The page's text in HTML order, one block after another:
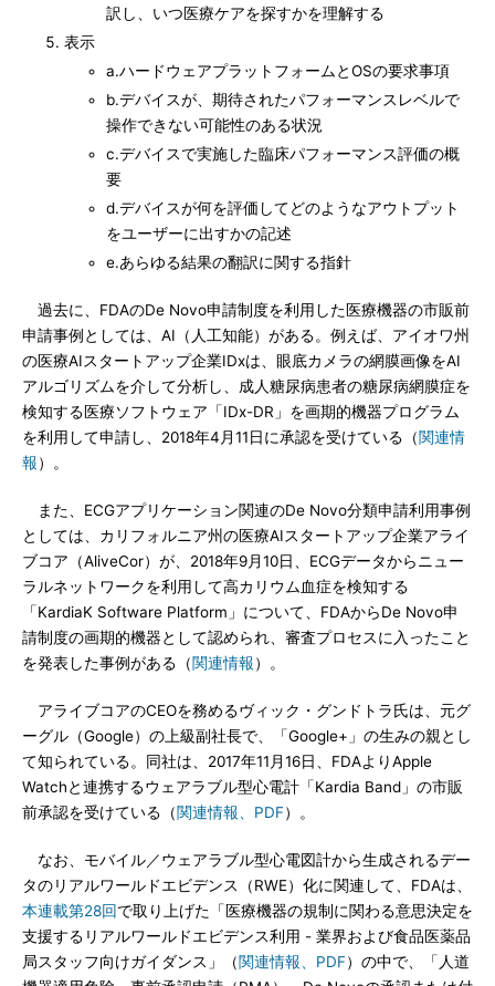
訳し、いつ医療ケアを探すかを理解する
表示
a.ハードウェアプラットフォームとOSの要求事項
b.デバイスが、期待されたパフォーマンスレベルで
操作できない可能性のある状況
c.デバイスで実施した臨床パフォーマンス評価の概
要
d.デバイスが何を評価してどのようなアウトプット
をユーザーに出すかの記述
e.あらゆる結果の翻訳に関する指針
過去に、FDAのDe Novo申請制度を利用した医療機器の市販前
申請事例としては、AI（人工知能）がある。例えば、アイオワ州
の医療AIスタートアップ企業IDxは、眼底カメラの網膜画像をAI
アルゴリズムを介して分析し、成人糖尿病患者の糖尿病網膜症を
検知する医療ソフトウェア「IDx-DR」を画期的機器プログラム
を利用して申請し、2018年4月11日に承認を受けている（関連情
報）。
また、ECGアプリケーション関連のDe Novo分類申請利用事例
としては、カリフォルニア州の医療AIスタートアップ企業アライ
ブコア（AliveCor）が、2018年9月10日、ECGデータからニュー
ラルネットワークを利用して高カリウム血症を検知する
「KardiaK Software Platform」について、FDAからDe Novo申
請制度の画期的機器として認められ、審査プロセスに入ったこと
を発表した事例がある（関連情報）。
アライブコアのCEOを務めるヴィック・グンドトラ氏は、元グ
ーグル（Google）の上級副社長で、「Google+」の生みの親とし
て知られている。同社は、2017年11月16日、FDAよりApple
Watchと連携するウェアラブル型心電計「Kardia Band」の市販
前承認を受けている（関連情報、PDF）。
なお、モバイル／ウェアラブル型心電図計から生成されるデー
タのリアルワールドエビデンス（RWE）化に関連して、FDAは、
本連載第28回で取り上げた「医療機器の規制に関わる意思決定を
支援するリアルワールドエビデンス利用 - 業界および食品医薬品
局スタッフ向けガイダンス」（関連情報、PDF）の中で、「人道